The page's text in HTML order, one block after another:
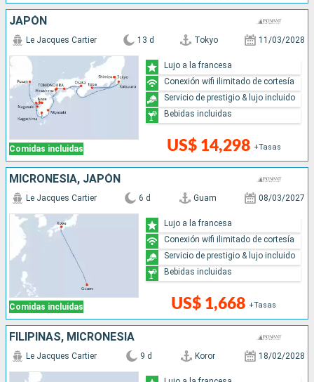
JAPÓN
Comidas incluidas
Le Jacques Cartier 13 d Tokyo 11/03/2028
US$ 14,298 +Tasas
Lujo a la francesa
Conexión wifi ilimitado de cortesía
Servicio de prestigio & lujo incluido
Bebidas incluidas
MICRONESIA, JAPÓN
Comidas incluidas
Le Jacques Cartier 6 d Guam 08/03/2027
US$ 1,668 +Tasas
Lujo a la francesa
Conexión wifi ilimitado de cortesía
Servicio de prestigio & lujo incluido
Bebidas incluidas
FILIPINAS, MICRONESIA
Le Jacques Cartier 9 d Koror 18/02/2028